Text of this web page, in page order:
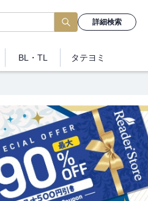
詳細検索
BL・TL タテヨミ